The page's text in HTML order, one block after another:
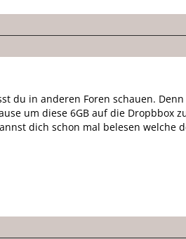
du in anderen Foren schauen.
um diese 6GB auf die Dropbbox
dich schon mal belesen welche